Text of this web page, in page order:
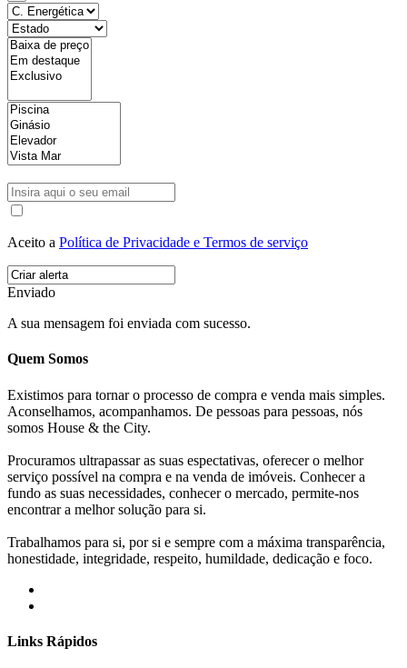
Aceito a Política de Privacidade e Termos de serviço
Enviado
A sua mensagem foi enviada com sucesso.
Quem Somos
Existimos para tornar o processo de compra e venda mais simples.
Aconselhamos, acompanhamos. De pessoas para pessoas, nós
somos House & the City.
Procuramos ultrapassar as suas espectativas, oferecer o melhor
serviço possível na compra e na venda de imóveis. Conhecer a
fundo as suas necessidades, conhecer o mercado, permite-nos
encontrar a melhor solução para si.
Trabalhamos para si, por si e sempre com a máxima transparência,
honestidade, integridade, respeito, humildade, dedicação e foco.
Links Rápidos